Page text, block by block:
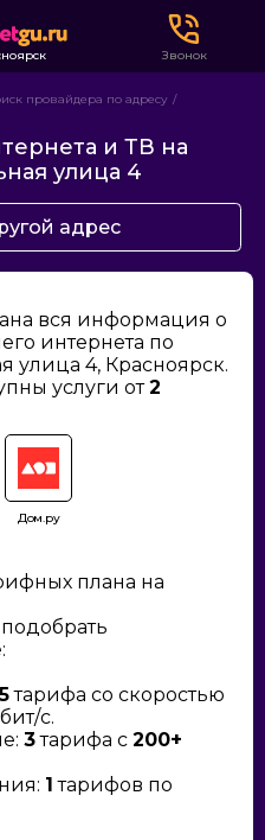
Звонок
провайдера по адресу
и ТВ на
улица 4
адрес
вся информация о
интернета по
улица 4, Красноярск.
услуги от2
Дом.ру
плана на
тарифа со скоростью
с.
3тарифа с 200+
1 тарифов по